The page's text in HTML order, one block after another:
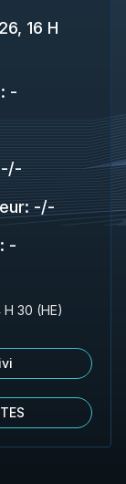
16 H
: -
-/-
: -/-
: -
30 (HE)